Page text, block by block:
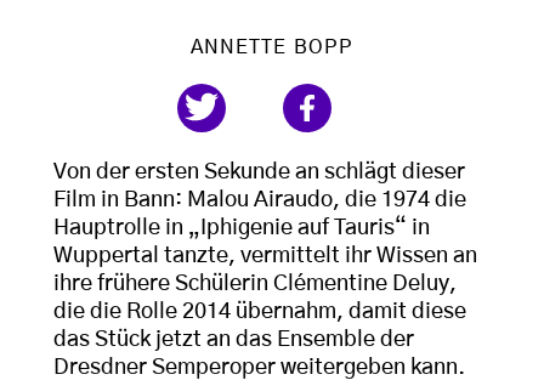
ANNETTE BOPP
Von der ersten Sekunde an schlägt dieser
Film in Bann: Malou Airaudo, die 1974 die
Hauptrolle in „Iphigenie auf Tauris“ in
Wuppertal tanzte, vermittelt ihr Wissen an
ihre frühere Schülerin Clémentine Deluy,
die die Rolle 2014 übernahm, damit diese
das Stück jetzt an das Ensemble der
Dresdner Semperoper weitergeben kann.